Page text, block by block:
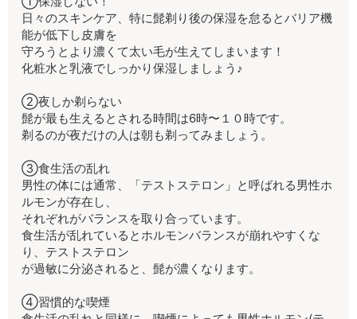
日々のスキンケア、特に髭剃り後の保湿を怠るとバリア機
能が低下し皮膚を
守ろうとより濃くて太い毛が生えてしまいます！
化粧水と乳液でしっかり保湿しましょう♪
②夜しか剃らない
髭が最も生えるとされる時間は6時〜１０時です。
剃るのが夜だけの人は朝も剃ってみましょう。
③食生活の乱れ
男性の体には通常、「テストステロン」と呼ばれる男性ホ
ルモンが存在し、
それぞれがバランスを取り合っています。
食生活が乱れているとホルモンバランスが崩れやすくな
り、テストステロン
が過敏に分泌されると、髭が濃くなります。
④習慣的な喫煙